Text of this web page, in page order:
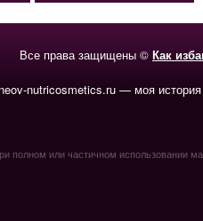
Все права защищены © Как
nutricosmetics.ru — моя
полном или частичном использовании